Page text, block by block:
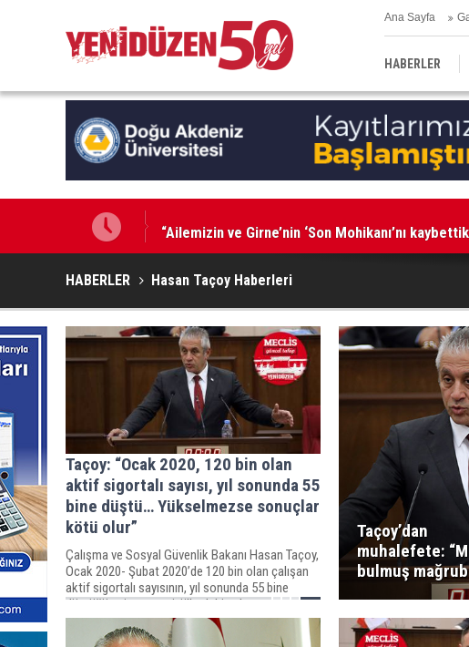
Ana Sayfa
HABERLER
EĞİTİM
“Ailemizin ve Girne’nin ‘Son Mohikanı’nı
HABERLER Hasan Taçoy Haberleri
Taçoy: “Ocak 2020, 120 bin olan
aktif sigortalı sayısı, yıl sonunda 55
bine düştü… Yükselmezse sonuçlar
kötü olur”
Çalışma ve Sosyal Güvenlik Bakanı Hasan Taçoy,
Ocak 2020- Şubat 2020’de 120 bin olan çalışan
aktif sigortalı sayısının, yıl sonunda 55 bine
düştüğüne işaret etti, ülkedeki çalışan sayısının
130 binlere kadar çıkarılması gerekliliğine de
vurgu yaptı.
Taçoy’dan
muhalefete:
bulmuş